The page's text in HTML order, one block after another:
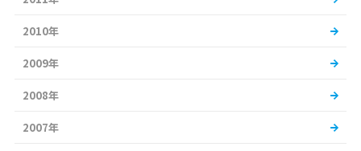
2010年
2009年
2008年
2007年